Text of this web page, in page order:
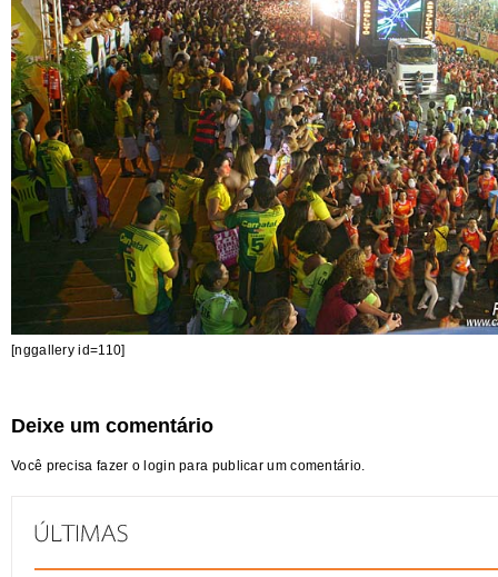
[nggallery id=110]
Deixe um comentário
Você precisa fazer o login para publicar um comentário.